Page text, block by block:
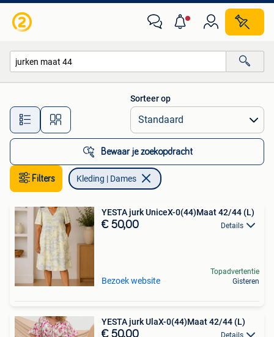
Alle afstanden…
Sorteer op
Bewaar je zoekopdracht
Filters Kleding | Dames
YESTA jurk UniceX-0(44)Maat 42/44 (L)
€ 50,00 Details
Bezoek website
Topadvertentie
Gisteren
YESTA jurk UlaX-0(44)Maat 42/44 (L)
€ 50,00 Details